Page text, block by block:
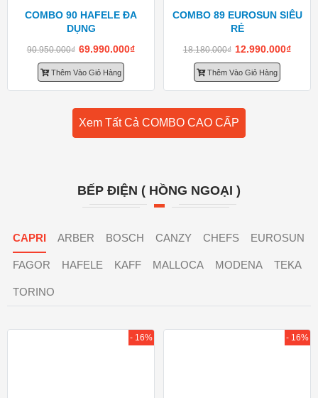
COMBO 90 HAFELE ĐA
DỤNG
90.950.000₫ 69.990.000₫
Thêm Vào Giỏ Hàng
COMBO 89 EUROSUN SIÊU
RẺ
18.180.000₫ 12.990.000₫
Thêm Vào Giỏ Hàng
Xem Tất Cả COMBO CAO CẤP
BẾP ĐIỆN ( HỒNG NGOẠI )
CAPRI ARBER BOSCH CANZY CHEFS EUROSUN
FAGOR HAFELE KAFF MALLOCA MODENA TEKA
TORINO
- 16% - 16%